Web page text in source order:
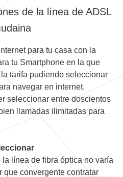
de la línea de ADSL
para tu casa con la
tu Smartphone en la que
tarifa pudiendo seleccionar
navegar en internet.
seleccionar entre doscientos
llamadas ilimitadas para
línea de fibra óptica no varía
que convergente contratar